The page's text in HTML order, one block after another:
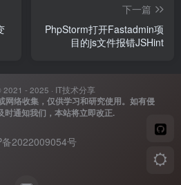
下一篇
PhpStorm打开Fastadmin项
目的js文件报错JSHint
- 2025 · IT技术分享
网络收集，仅供学习和研究使用。如有侵
时通知我们，本站将立即改正.
备2022009054号